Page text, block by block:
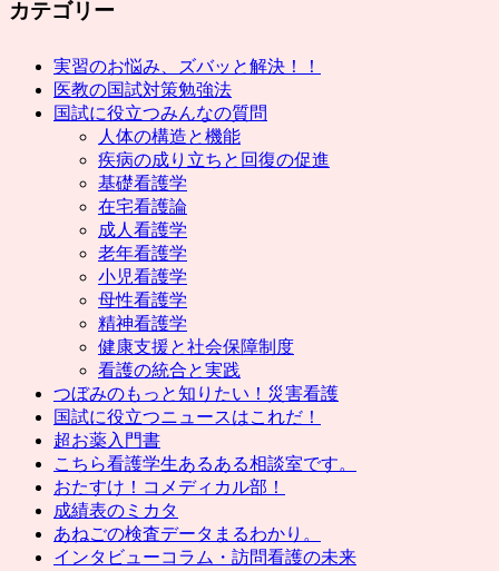
カテゴリー
実習のお悩み、ズバッと解決！！
医教の国試対策勉強法
国試に役立つみんなの質問
人体の構造と機能
疾病の成り立ちと回復の促進
基礎看護学
在宅看護論
成人看護学
老年看護学
小児看護学
母性看護学
精神看護学
健康支援と社会保障制度
看護の統合と実践
つぼみのもっと知りたい！災害看護
国試に役立つニュースはこれだ！
超お薬入門書
こちら看護学生あるある相談室です。
おたすけ！コメディカル部！
成績表のミカタ
あねごの検査データまるわかり。
インタビューコラム・訪問看護の未来